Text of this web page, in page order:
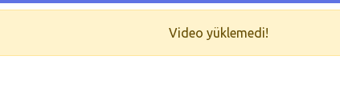
Video yüklemedi!